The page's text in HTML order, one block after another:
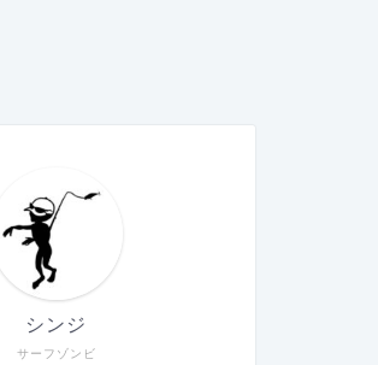
サーフゾンビ
シンジ